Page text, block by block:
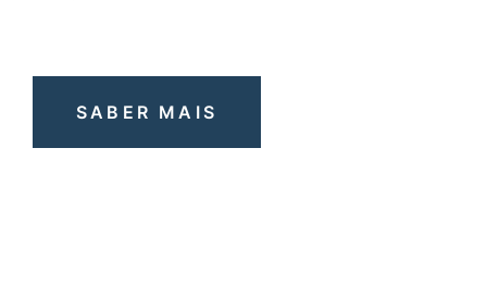
SABER MAIS